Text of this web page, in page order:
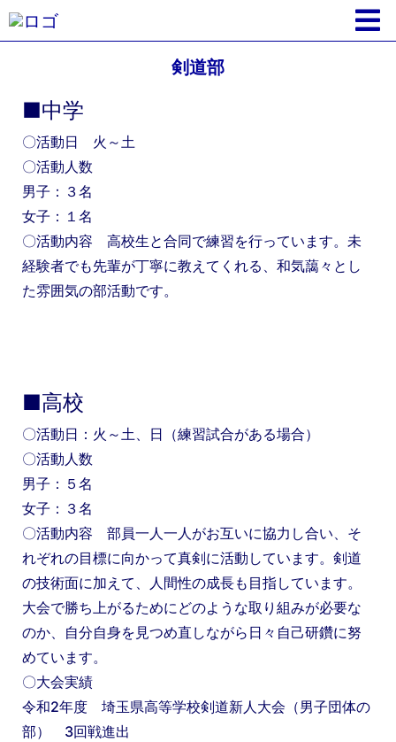
剣道部
■中学
〇活動日 火～土
〇活動人数
男子：３名
女子：１名
〇活動内容 高校生と合同で練習を行っています。未
経験者でも先輩が丁寧に教えてくれる、和気藹々とし
た雰囲気の部活動です。
■高校
〇活動日：火～土、日（練習試合がある場合）
〇活動人数
男子：５名
女子：３名
〇活動内容 部員一人一人がお互いに協力し合い、そ
れぞれの目標に向かって真剣に活動しています。剣道
の技術面に加えて、人間性の成長も目指しています。
大会で勝ち上がるためにどのような取り組みが必要な
のか、自分自身を見つめ直しながら日々自己研鑽に努
めています。
〇大会実績
令和2年度 埼玉県高等学校剣道新人大会（男子団体の
部） 3回戦進出